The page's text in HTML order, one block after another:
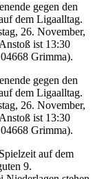
gegen den
dem Ligaalltag.
26. November,
ist 13:30
Grimma).
gegen den
dem Ligaalltag.
26. November,
ist 13:30
Grimma).
auf dem
9.